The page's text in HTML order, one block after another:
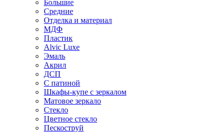
Большие
Средние
Отделка и материал
МДФ
Пластик
Alvic Luxe
Эмаль
Акрил
ДСП
С патиной
Шкафы-купе с зеркалом
Матовое зеркало
Стекло
Цветное стекло
Пескоструй